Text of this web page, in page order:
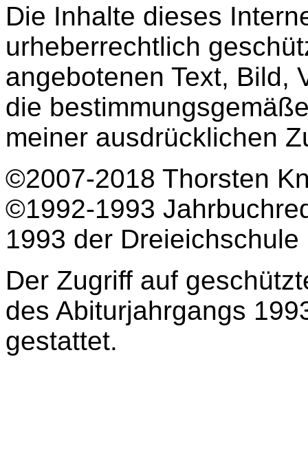
Die Inhalte dieses
urheberrechtlich
angebotenen Text, Bild,
die
meiner ausdrücklichen
©2007-2018 Thorsten
©1992-1993
1993 der Dreieichschule
Der Zugriff auf
des Abiturjahrgangs
gestattet.